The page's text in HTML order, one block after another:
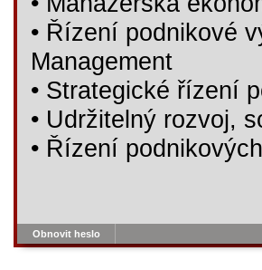
• Řízení podnikové
Management
• Strategické řízení
• Udržitelný rozvoj,
• Řízení
Obnovit heslo